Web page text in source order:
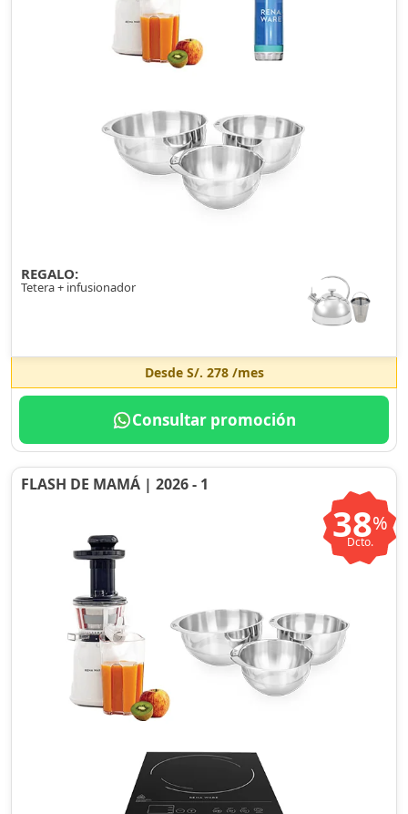
REGALO:
Tetera + infusionador
Desde S/. 278/mes
Consultar promoción
FLASH DE MAMÁ | 2026 - 1
38%
Dcto.